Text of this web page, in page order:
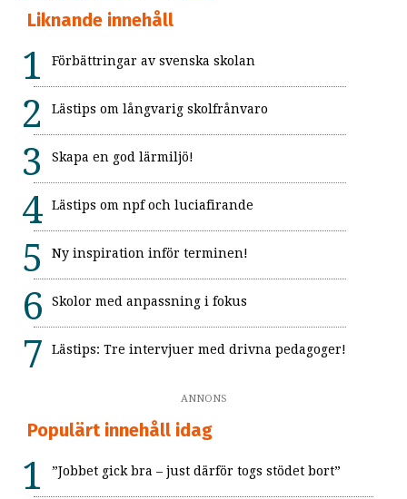
Liknande innehåll
Förbättringar av svenska skolan
Lästips om långvarig skolfrånvaro
Skapa en god lärmiljö!
Lästips om npf och luciafirande
Ny inspiration inför terminen!
Skolor med anpassning i fokus
Lästips: Tre intervjuer med drivna pedagoger!
ANNONS
Populärt innehåll idag
”Jobbet gick bra – just därför togs stödet bort”